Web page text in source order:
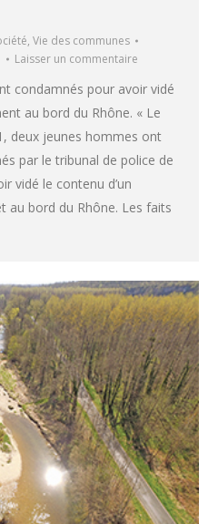
, Vie des communes
Laisser un commentaire
condamnés pour avoir vidé
au bord du Rhône. « Le
deux jeunes hommes ont
par le tribunal de police de
vidé le contenu d’un
au bord du Rhône. Les faits